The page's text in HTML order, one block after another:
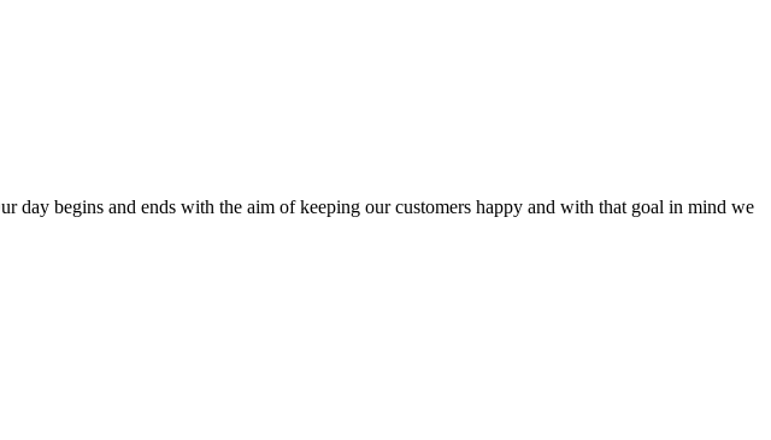
day begins and ends with the aim of keeping our customers happy and with that goal in mind we